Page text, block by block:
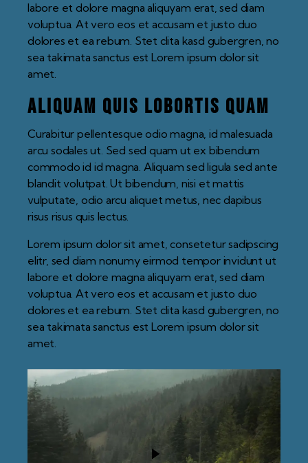
labore et dolore magna aliquyam erat, sed diam
voluptua. At vero eos et accusam et justo duo
dolores et ea rebum. Stet clita kasd gubergren, no
sea takimata sanctus est Lorem ipsum dolor sit
amet.
Aliquam quis lobortis quam
Curabitur pellentesque odio magna, id malesuada
arcu sodales ut. Sed sed quam ut ex bibendum
commodo id id magna. Aliquam sed ligula sed ante
blandit volutpat. Ut bibendum, nisi et mattis
vulputate, odio arcu aliquet metus, nec dapibus
risus risus quis lectus.
Lorem ipsum dolor sit amet, consetetur sadipscing
elitr, sed diam nonumy eirmod tempor invidunt ut
labore et dolore magna aliquyam erat, sed diam
voluptua. At vero eos et accusam et justo duo
dolores et ea rebum. Stet clita kasd gubergren, no
sea takimata sanctus est Lorem ipsum dolor sit
amet.